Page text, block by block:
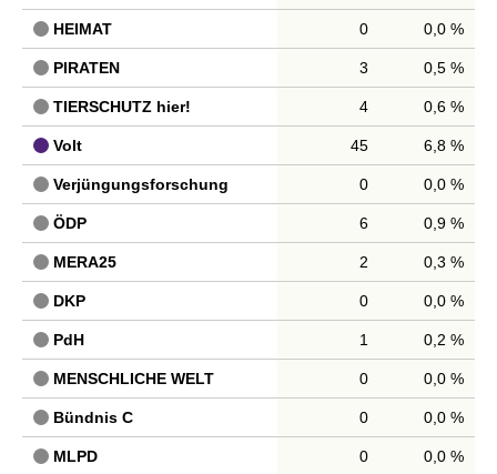
HEIMAT 0 0,0 %
PIRATEN 3 0,5 %
TIERSCHUTZ hier! 4 0,6 %
Volt 45 6,8 %
Verjüngungsforschung 0 0,0 %
ÖDP 6 0,9 %
MERA25 2 0,3 %
DKP 0 0,0 %
PdH 1 0,2 %
MENSCHLICHE WELT 0 0,0 %
Bündnis C 0 0,0 %
MLPD 0 0,0 %